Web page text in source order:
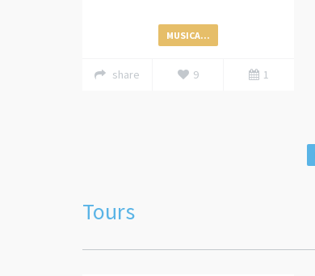
MUSICA...
share 9 1
Tours